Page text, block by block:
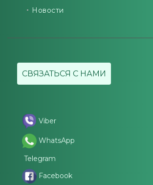
Новости
СВЯЗАТЬСЯ С НАМИ
Viber
WhatsApp
Telegram
Facebook